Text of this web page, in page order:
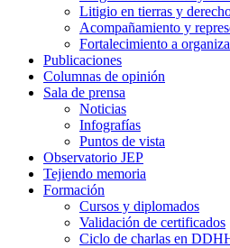
Litigio en tierras y
Acompañamiento y
Fortalecimiento a
Publicaciones
Columnas de opinión
Sala de prensa
Noticias
Infografías
Puntos de vista
Observatorio JEP
Tejiendo memoria
Formación
Cursos y diplomados
Validación de certificados
Ciclo de charlas en